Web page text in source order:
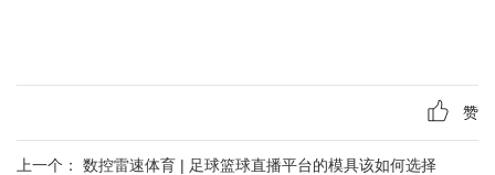
赞
上一个： 数控雷速体育 | 足球篮球直播平台的模具该如何选择